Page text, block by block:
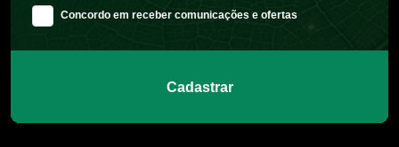
Concordo em receber comunicações e ofertas
Cadastrar